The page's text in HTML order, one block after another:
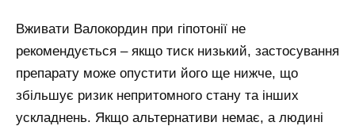
Вживати Валокордин при гіпотонії не
рекомендується – якщо тиск низький, застосування
препарату може опустити його ще нижче, що
збільшує ризик непритомного стану та інших
ускладнень. Якщо альтернативи немає, а людині